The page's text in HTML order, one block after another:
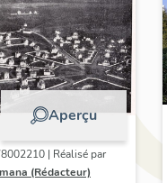
Aperçu
| Réalisé par
(Rédacteur)